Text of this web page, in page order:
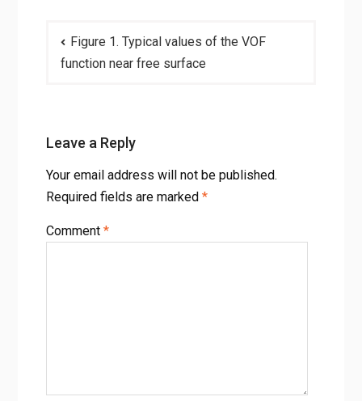
navigation
Figure 1. Typical values of the VOF
function near free surface
Leave a Reply
Your email address will not be published.
Required fields are marked *
Comment *